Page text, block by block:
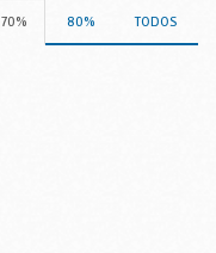
TODOS
80%
70%